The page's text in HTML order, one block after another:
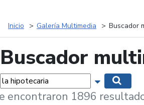
Inicio Galería Multimedia Buscador
Buscador
Mostrar
encontraron 1896